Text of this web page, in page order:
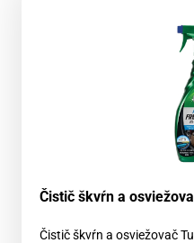
Čistič škvŕn a
Čistič škvŕn a osviežovač